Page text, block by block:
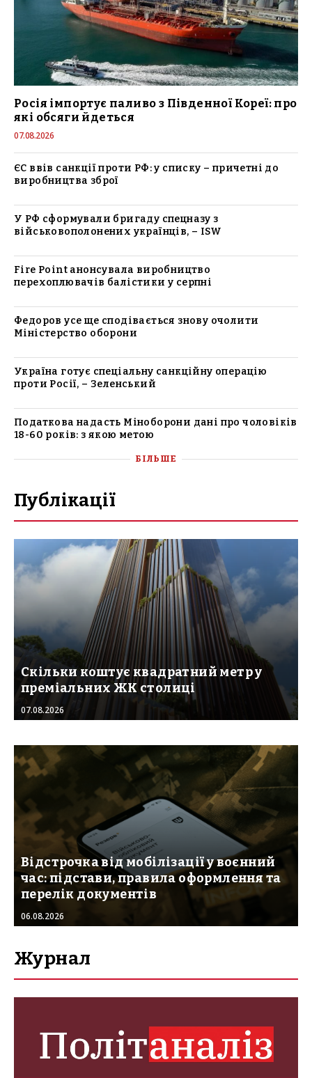
Росія імпортує паливо з Південної Кореї: про
які обсяги йдеться
07.08.2026
ЄС ввів санкції проти РФ: у списку – причетні до
виробництва зброї
У РФ сформували бригаду спецназу з
військовополонених українців, – ISW
Fire Point анонсувала виробництво
перехоплювачів балістики у серпні
Федоров усе ще сподівається знову очолити
Міністерство оборони
Україна готує спеціальну санкційну операцію
проти Росії, – Зеленський
Податкова надасть Міноборони дані про чоловіків
18-60 років: з якою метою
БІЛЬШЕ
Публікації
Скільки коштує квадратний метр у
преміальних ЖК столиці
07.08.2026
Відстрочка від мобілізації у воєнний
час: підстави, правила оформлення та
перелік документів
06.08.2026
Журнал